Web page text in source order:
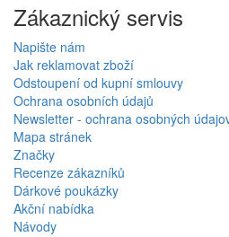
Zákaznický servis
Napište nám
Jak reklamovat zboží
Odstoupení od kupní smlouvy
Ochrana osobních údajů
Newsletter - ochrana osobných
Mapa stránek
Značky
Recenze zákazníků
Dárkové poukázky
Akční nabídka
Návody